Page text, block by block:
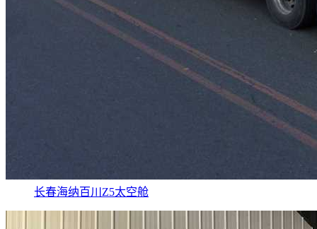
长春海纳百川Z5太空舱